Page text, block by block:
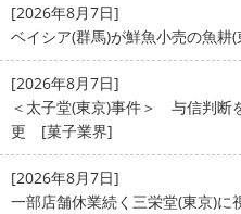
[2026年8月7日]
ベイシア(群馬)が鮮魚小売の魚
[2026年8月7日]
＜太子堂(東京)事件＞ 与信判断
更 [菓子業界]
[2026年8月7日]
一部店舗休業続く三栄堂(東京)